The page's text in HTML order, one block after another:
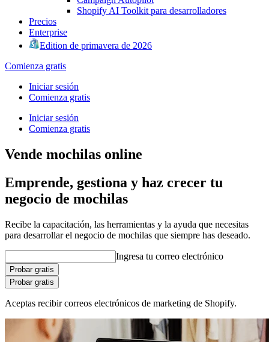
Shopify AI Toolkit para desarrolladores
Precios
Enterprise
Edition de primavera de 2026
Comienza gratis
Iniciar sesión
Comienza gratis
Iniciar sesión
Comienza gratis
Vende mochilas online
Emprende, gestiona y haz crecer tu
negocio de mochilas
Recibe la capacitación, las herramientas y la ayuda que necesitas
para desarrollar el negocio de mochilas que siempre has deseado.
Ingresa tu correo electrónico
Probar gratis
Probar gratis
Aceptas recibir correos electrónicos de marketing de Shopify.